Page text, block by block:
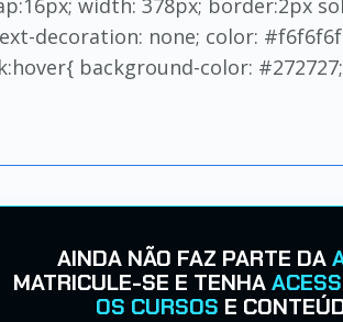
width: 378px; border:2px
decoration: none; color:
background-color:
AINDA NÃO FAZ PARTE DA
MATRICULE-SE E TENHA
OS CURSOS E